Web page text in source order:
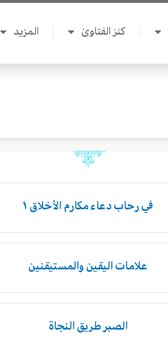
كنز الفتاوىٰ المزيد
في رحاب دعاء مكارم الأخلاق ١
علامات اليقين والمستيقنين
الصبر طريق النجاة